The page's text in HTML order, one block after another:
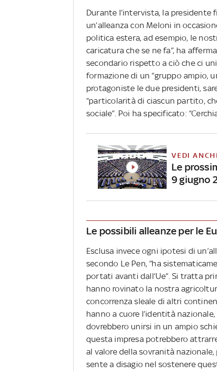
Durante l’intervista, la presidente
un’alleanza con Meloni in
politica estera, ad esempio, le
caricatura che se ne fa”, ha
secondario rispetto a ciò che ci
formazione di un “gruppo ampio,
protagoniste le due presidenti,
“particolarità di ciascun partito,
sociale”. Poi ha specificato:
VEDI
Le
9 giugno
Le possibili alleanze per le
Esclusa invece ogni ipotesi di
secondo Le Pen, “ha
portati avanti dall’Ue”. Si tratta
hanno rovinato la nostra
concorrenza sleale di altri
hanno a cuore l’identità
dovrebbero unirsi in un ampio
questa impresa potrebbero
al valore della sovranità
sente a disagio nel sostenere